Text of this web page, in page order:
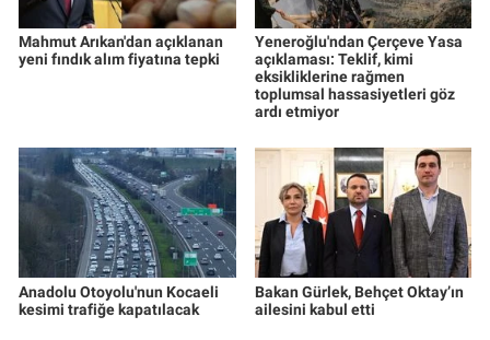
Mahmut Arıkan'dan açıklanan
yeni fındık alım fiyatına tepki
Yeneroğlu'ndan Çerçeve Yasa
açıklaması: Teklif, kimi
eksikliklerine rağmen
toplumsal hassasiyetleri göz
ardı etmiyor
Anadolu Otoyolu'nun Kocaeli
kesimi trafiğe kapatılacak
Bakan Gürlek, Behçet Oktay’ın
ailesini kabul etti